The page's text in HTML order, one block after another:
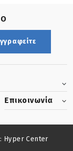
Επικοινωνία
Hyper Center